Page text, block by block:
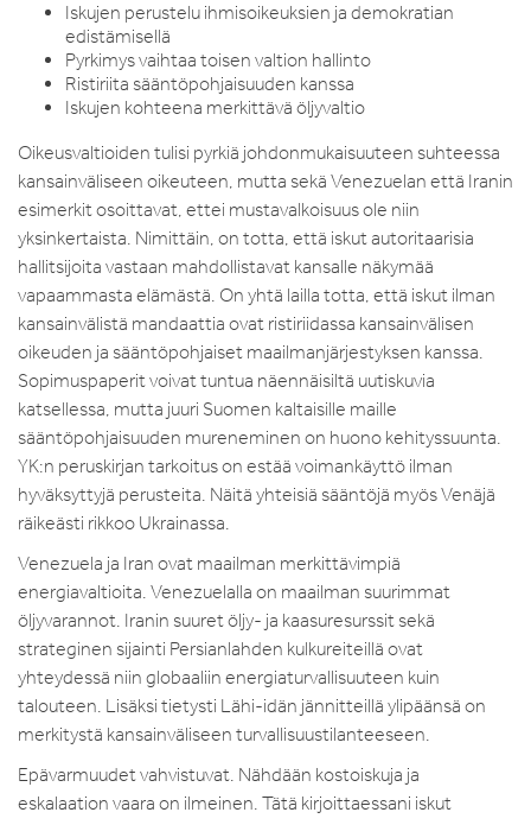
Iskujen perustelu ihmisoikeuksien ja demokratian
edistämisellä
Pyrkimys vaihtaa toisen valtion hallinto
Ristiriita sääntöpohjaisuuden kanssa
Iskujen kohteena merkittävä öljyvaltio
Oikeusvaltioiden tulisi pyrkiä johdonmukaisuuteen suhteessa
kansainväliseen oikeuteen, mutta sekä Venezuelan että Iranin
esimerkit osoittavat, ettei mustavalkoisuus ole niin
yksinkertaista. Nimittäin, on totta, että iskut autoritaarisia
hallitsijoita vastaan mahdollistavat kansalle näkymää
vapaammasta elämästä. On yhtä lailla totta, että iskut ilman
kansainvälistä mandaattia ovat ristiriidassa kansainvälisen
oikeuden ja sääntöpohjaiset maailmanjärjestyksen kanssa.
Sopimuspaperit voivat tuntua näennäisiltä uutiskuvia
katsellessa, mutta juuri Suomen kaltaisille maille
sääntöpohjaisuuden mureneminen on huono kehityssuunta.
YK:n peruskirjan tarkoitus on estää voimankäyttö ilman
hyväksyttyjä perusteita. Näitä yhteisiä sääntöjä myös Venäjä
räikeästi rikkoo Ukrainassa.
Venezuela ja Iran ovat maailman merkittävimpiä
energiavaltioita. Venezuelalla on maailman suurimmat
öljyvarannot. Iranin suuret öljy- ja kaasuresurssit sekä
strateginen sijainti Persianlahden kulkureiteillä ovat
yhteydessä niin globaaliin energiaturvallisuuteen kuin
talouteen. Lisäksi tietysti Lähi-idän jännitteillä ylipäänsä on
merkitystä kansainväliseen turvallisuustilanteeseen.
Epävarmuudet vahvistuvat. Nähdään kostoiskuja ja
eskalaation vaara on ilmeinen. Tätä kirjoittaessani iskut